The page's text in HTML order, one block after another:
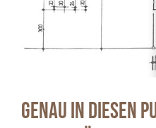
Genau in diesen